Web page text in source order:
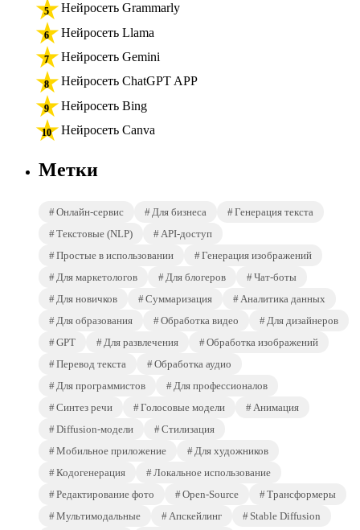
Нейросеть Grammarly
Нейросеть Llama
Нейросеть Gemini
Нейросеть ChatGPT APP
Нейросеть Bing
Нейросеть Canva
Метки
Онлайн-сервис Для бизнеса
Генерация текста
Текстовые (NLP)
API-доступ
Простые в использовании
Генерация изображений
Для маркетологов
Для блогеров
Чат-боты
Для новичков
Суммаризация
Аналитика данных
Для образования
Обработка видео
Для дизайнеров
GPT
Для развлечения
Обработка изображений
Перевод текста
Обработка аудио
Для программистов
Для профессионалов
Синтез речи
Голосовые модели
Анимация
Diffusion-модели
Стилизация
Мобильное приложение
Для художников
Кодогенерация
Локальное использование
Редактирование фото
Open-Source
Трансформеры
Мультимодальные
Апскейлинг Stable Diffusion